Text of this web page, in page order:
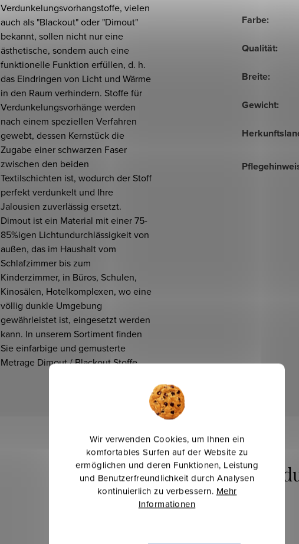
Wir verwenden Cookies, um Ihnen ein
komfortables Surfen auf der Website zu
ermöglichen und deren Funktionen, Leistung
und Benutzerfreundlichkeit durch Analysen
kontinuierlich zu verbessern. Mehr
Informationen
Verdunkelungsvorhangstoffe, vielen
auch als "Blackout" oder "Dimout"
bekannt, sollen nicht nur eine
ästhetische, sondern auch eine
funktionelle Funktion erfüllen, d. h.
das Eindringen von Licht und Wärme
in den Raum verhindern. Stoffe für
Verdunkelungsvorhänge werden
nach einem speziellen Verfahren
gewebt, dessen Kernstück die
Zugabe einer schwarzen Faser
zwischen den beiden
Textilschichten ist, wodurch der Stoff
perfekt verdunkelt und Ihre
Jalousien zuverlässig ersetzt.
Dimout ist ein Material mit einer 75-
85%igen Lichtundurchlässigkeit von
außen, das im Haushalt vom
Schlafzimmer bis zum
Kinderzimmer, in Büros, Schulen,
Kinosälen, Hotelkomplexen, wo eine
völlig dunkle Umgebung
gewährleistet ist, eingesetzt werden
kann. In unserem Sortiment finden
Sie einfarbige und gemusterte
Metrage Dimout / Blackout Stoffe.
Farbe:
Qualität:
Breite:
Gewicht: